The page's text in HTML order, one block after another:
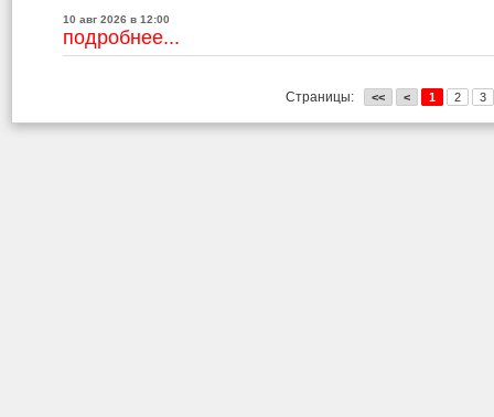
10 авг 2026 в 12:00
подробнее...
Страницы: << < 1 2 3